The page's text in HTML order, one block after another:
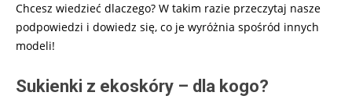
Chcesz wiedzieć dlaczego? W takim razie przeczytaj nasze
podpowiedzi i dowiedz się, co je wyróżnia spośród innych
modeli!
Sukienki z ekoskóry – dla kogo?